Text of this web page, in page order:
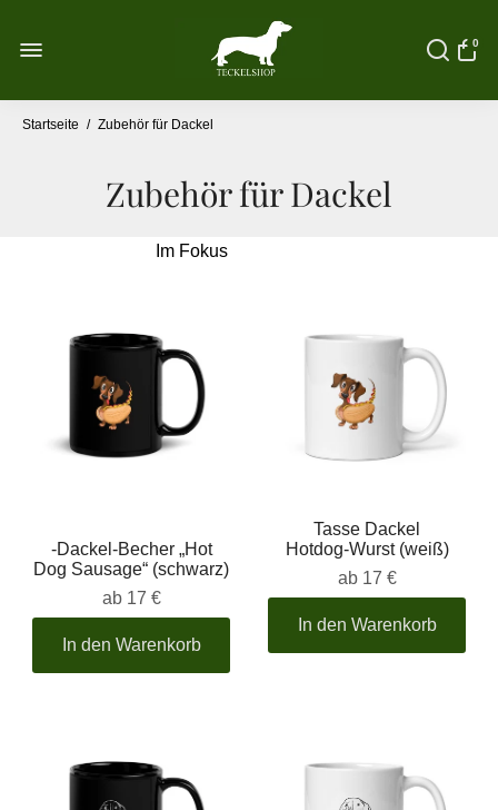
0
Startseite / Zubehör für Dackel
Zubehör für Dackel
-Dackel-Becher „Hot
Dog Sausage“ (schwarz)
ab 17 €
In den Warenkorb
Tasse Dackel
Hotdog-Wurst (weiß)
ab 17 €
In den Warenkorb